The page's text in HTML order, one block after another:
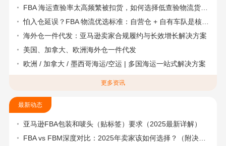
FBA 海运查验率太高频繁被扣货，如何选择低查验物流货代？
怕入仓延误？FBA 物流优选标准：自营仓 + 自有车队是核心硬指标
海外仓一件代发：亚马逊卖家合规履约与长效增长解决方案
美国、加拿大、欧洲海外仓一件代发
欧洲 / 加拿大 / 墨西哥海运/空运 | 多国海运一站式解决方案
更多资讯
最新动态
亚马逊FBA包装和唛头（贴标签）要求（2025最新详解）
FBA vs FBM深度对比：2025年卖家该如何选择？（附决策流程图）